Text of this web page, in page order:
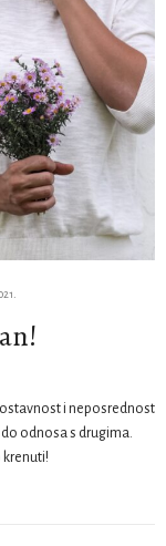
i neposrednost
odnosa s drugima.
krenuti!